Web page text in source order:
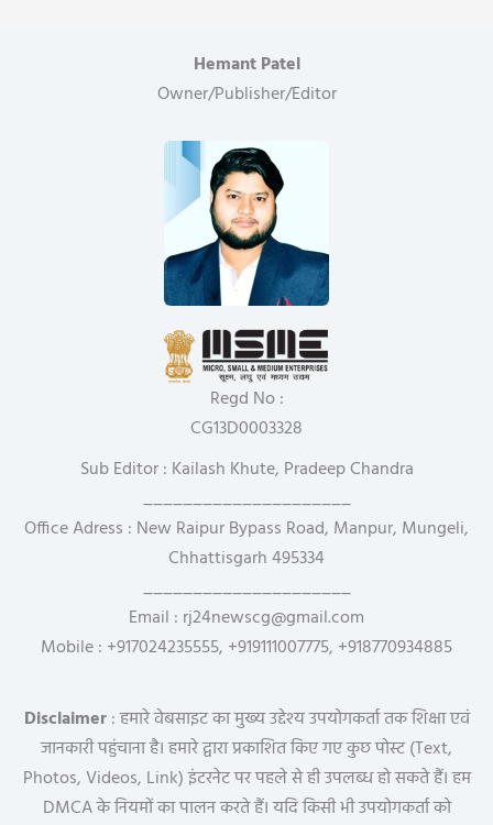
Hemant Patel
Owner/Publisher/Editor
Regd No :
CG13D0003328
Sub Editor : Kailash Khute, Pradeep Chandra
_____________________
Office Adress : New Raipur Bypass Road, Manpur, Mungeli,
Chhattisgarh 495334
_____________________
Email : rj24newscg@gmail.com
Mobile : +917024235555, +919111007775, +918770934885
Disclaimer: हमारे वेबसाइट का मुख्य उद्देश्य उपयोगकर्ता तक शिक्षा एवं
जानकारी पहुंचाना है। हमारे द्वारा प्रकाशित किए गए कुछ पोस्ट (Text,
Photos, Videos, Link) इंटरनेट पर पहले से ही उपलब्ध हो सकते हैं। हम
DMCA के नियमों का पालन करते हैं। यदि किसी भी उपयोगकर्ता को